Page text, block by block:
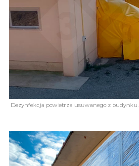
Dezynfekcja powietrza usuwanego z budynku.